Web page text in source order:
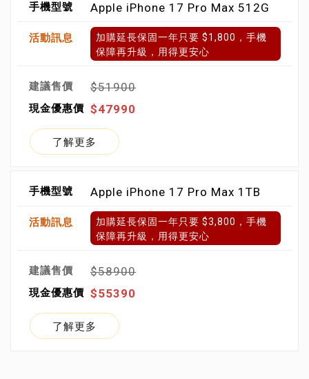
Apple iPhone 17 Pro Max 512G
加購延長保固一年只要 $1,800，手機
保障再升級，用得更安心
$51900
$47990
了解更多
Apple iPhone 17 Pro Max 1TB
加購延長保固一年只要 $3,800，手機
保障再升級，用得更安心
$58900
$55390
了解更多